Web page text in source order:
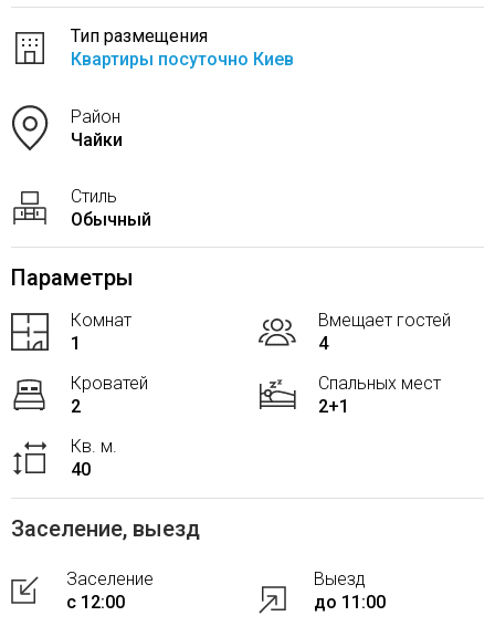
Тип размещения
Квартиры посуточно Киев
Район
Чайки
Стиль
Обычный
Параметры
Комнат
1
Вмещает гостей
4
Кроватей
2
Спальных мест
2+1
Кв. м.
40
Заселение, выезд
Заселение
с 12:00
Выезд
до 11:00